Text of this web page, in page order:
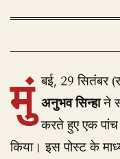
मुं बई, 29 सितंबर
अनुभव सिन्हाने
करते हुए एक पांच
किया। इस पोस्ट के